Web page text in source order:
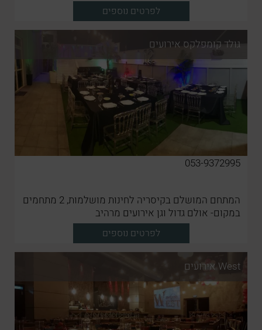
לפרטים נוספים
גולד קומפלקס אירועים
053-9372995
המתחם המושלם בקיסריה לחינות מושלמות, 2 מתחמים
במקום- אולם גדול וגן אירועים מרהיב
לפרטים נוספים
West אירועים